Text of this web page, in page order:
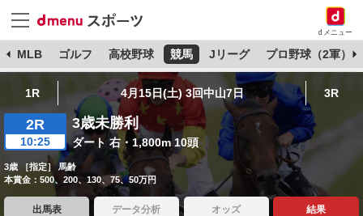
dメニュー
MLB ゴルフ 高校野球 競馬 Jリーグ プロ野球（2軍）
1R 4月15日(土) 3回中山7日 3R
2R
10:25
3歳未勝利
ダート 右・1,800m 10頭
3歳 ［指定］ 馬齢
本賞金：500、200、130、75、50万円
出馬表 データ分析 オッズ 結果